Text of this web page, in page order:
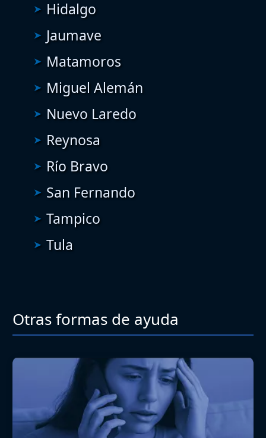
Hidalgo
Jaumave
Matamoros
Miguel Alemán
Nuevo Laredo
Reynosa
Río Bravo
San Fernando
Tampico
Tula
Otras formas de ayuda